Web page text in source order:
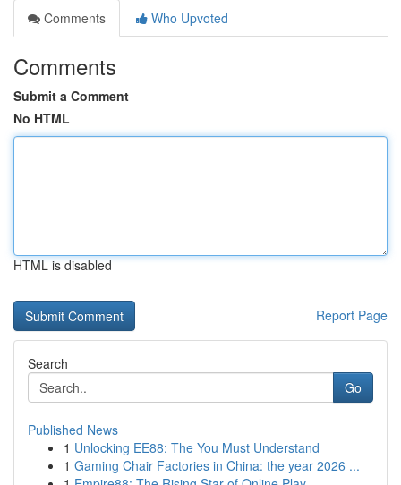
Comments
Who Upvoted
Comments
Submit a Comment
No HTML
HTML is disabled
Report Page
Search
Go
Published News
1 Unlocking EE88: The You Must Understand
1 Gaming Chair Factories in China: the year 2026 ...